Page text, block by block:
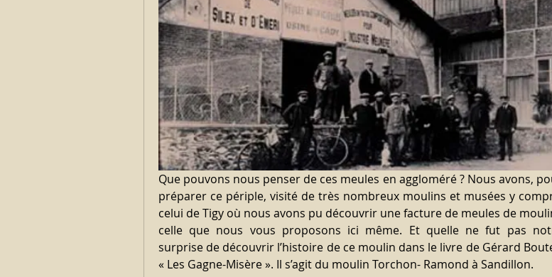
Que pouvons nous penser de ces meules en aggloméré ? Nous avons,
préparer ce périple, visité de très nombreux moulins et musées y
celui de Tigy où nous avons pu découvrir une facture de meules de
celle que nous vous proposons ici même. Et quelle ne fut pas
surprise de découvrir l’histoire de ce moulin dans le livre de Gérard
« Les Gagne-Misère ». Il s’agit du moulin Torchon- Ramond à Sandillon.